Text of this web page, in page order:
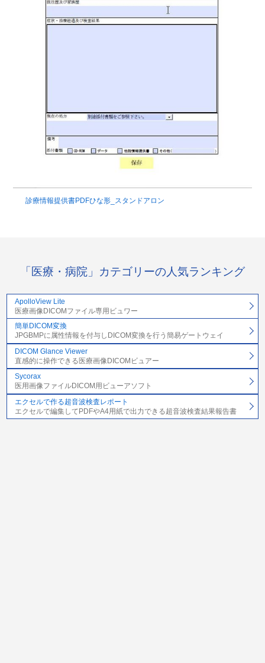
診療情報提供書PDFひな形_スタンドアロン
「医療・病院」カテゴリーの人気ランキング
ApolloView Lite
医療画像DICOMファイル専用ビュワー
簡単DICOM変換
JPGBMPに属性情報を付与しDICOM変換を行う簡易ゲートウェイ
DICOM Glance Viewer
直感的に操作できる医療画像DICOMビュアー
Sycorax
医用画像ファイルDICOM用ビューアソフト
エクセルで作る超音波検査レポート
エクセルで編集してPDFやA4用紙で出力できる超音波検査結果報告書